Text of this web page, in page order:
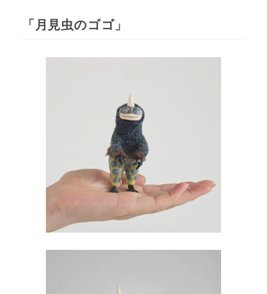
「月見虫のゴゴ」